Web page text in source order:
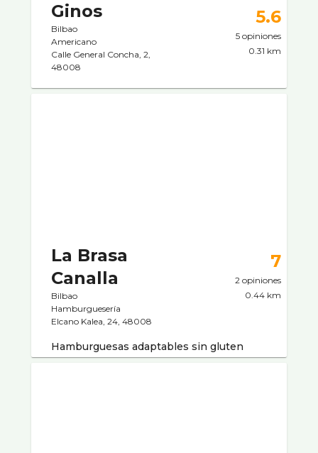
Ginos
Bilbao
Americano
Calle General Concha, 2,
48008
5.6
5 opiniones
0.31 km
La Brasa
Canalla
Bilbao
Hamburgueserí­a
Elcano Kalea, 24, 48008
7
2 opiniones
0.44 km
Hamburguesas adaptables sin gluten